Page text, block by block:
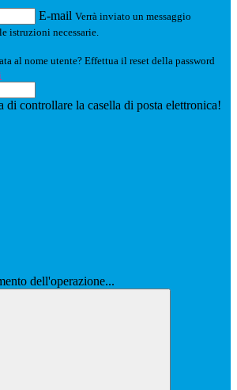
E-mail Verrà inviato un messaggio
istruzioni necessarie.
al nome utente? Effettua il reset della password
di controllare la casella di posta elettronica!
dell'operazione...